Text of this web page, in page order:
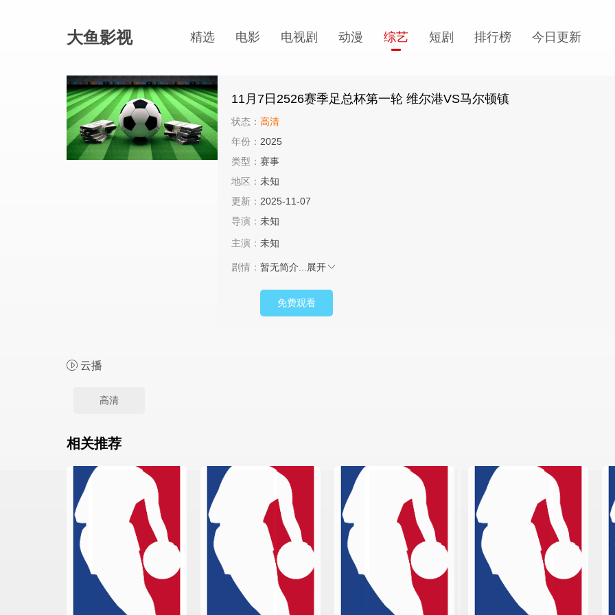
大鱼影视 精选 电影 电视剧 动漫 综艺 短剧 排行榜 今日更新
11月7日2526赛季足总杯第一轮 维尔港VS马尔顿镇
状态： 高清
年份： 2025
类型： 赛事
地区： 未知
更新： 2025-11-07
导演： 未知
主演： 未知
剧情： 暂无简介... 展开
免费观看
云播
高清
相关推荐